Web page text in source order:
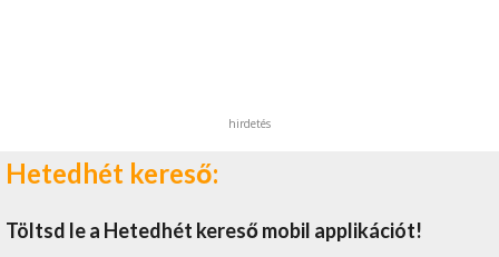
hirdetés
Hetedhét kereső:
Töltsd le a Hetedhét kereső mobil applikációt!